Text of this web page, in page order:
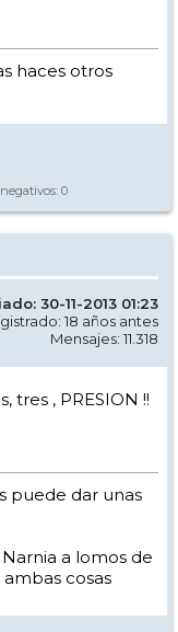
haces otros
0
30-11-2013 01:23
18 años antes
Mensajes: 11.318
tres , PRESION !!
puede dar unas
a lomos de
cosas
a extremo